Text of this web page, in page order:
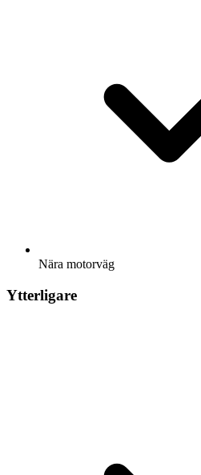
Nära motorväg
Ytterligare